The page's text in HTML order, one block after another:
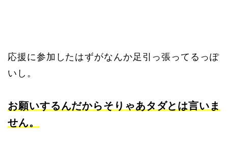
応援に参加したはずがなんか足引っ張ってるっぽ
いし。
お願いするんだからそりゃあタダとは言いま
せん。